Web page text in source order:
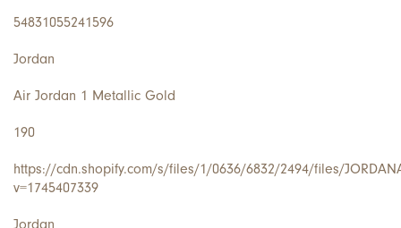
54831055241596
Jordan
Air Jordan 1 Metallic Gold
190
https://cdn.shopify.com/s/files/1/0636/6832/2494/files/
v=1745407339
Jordan